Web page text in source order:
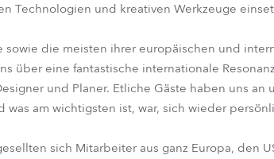
Technologien und kreativen Werkzeuge
sowie die meisten ihrer europäischen und
über eine fantastische internationale
und Planer. Etliche Gäste haben uns an
was am wichtigsten ist, war, sich wieder
sich Mitarbeiter aus ganz Europa, den